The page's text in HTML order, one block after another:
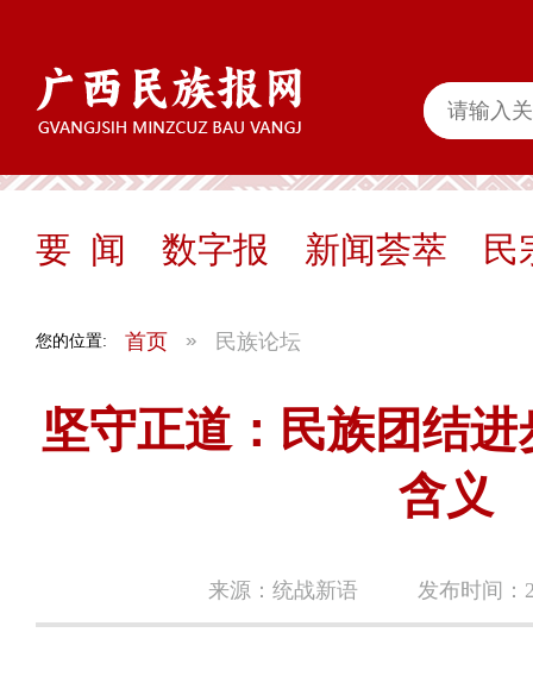
要 闻 数字报 新闻荟萃 民
您的位置: 首页 民族论坛
坚守正道：民族团结
含义
来源：统战新语 发布时间：